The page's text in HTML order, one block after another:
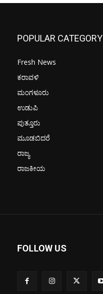
POPULAR CATEGORY
Fresh News
ಕರಾವಳಿ
ಮಂಗಳೂರು
ಉಡುಪಿ
ಪುತ್ತೂರು
ಮೂಡಬಿದರೆ
ರಾಜ್ಯ
ರಾಜಕೀಯ
FOLLOW US